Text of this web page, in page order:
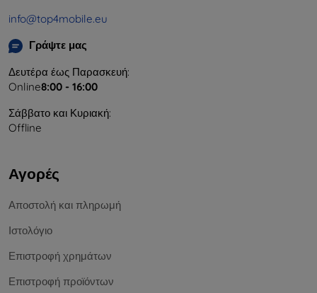
info@top4mobile.eu
Γράψτε μας
Δευτέρα έως Παρασκευή:
Online8:00 - 16:00
Σάββατο και Κυριακή:
Offline
Αγορές
Αποστολή και πληρωμή
Ιστολόγιο
Επιστροφή χρημάτων
Επιστροφή προϊόντων